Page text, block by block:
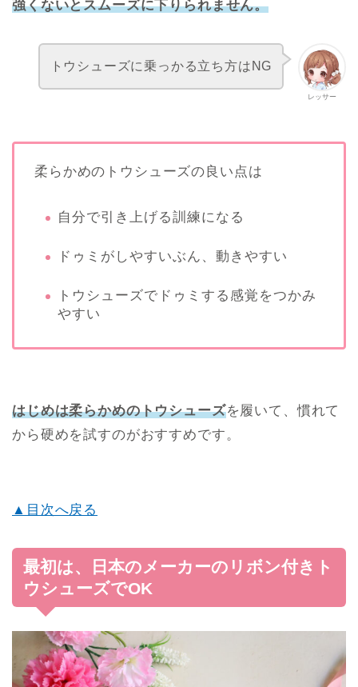
強くないとスムーズに下りられません。
レッサー
トウシューズに乗っかる立ち方はNG
柔らかめのトウシューズの良い点は
自分で引き上げる訓練になる
ドゥミがしやすいぶん、動きやすい
トウシューズでドゥミする感覚をつかみ
やすい
はじめは柔らかめのトウシューズを履いて、慣れて
から硬めを試すのがおすすめです。
▲目次へ戻る
最初は、日本のメーカーのリボン付きト
ウシューズでOK